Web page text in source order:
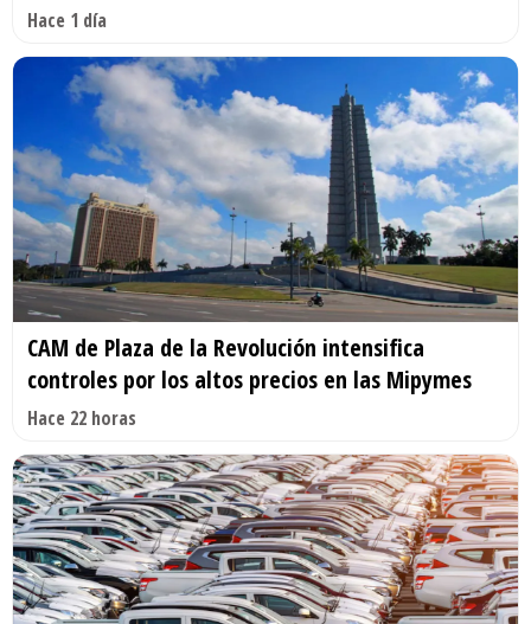
Hace 1 día
CAM de Plaza de la Revolución intensifica
controles por los altos precios en las Mipymes
Hace 22 horas